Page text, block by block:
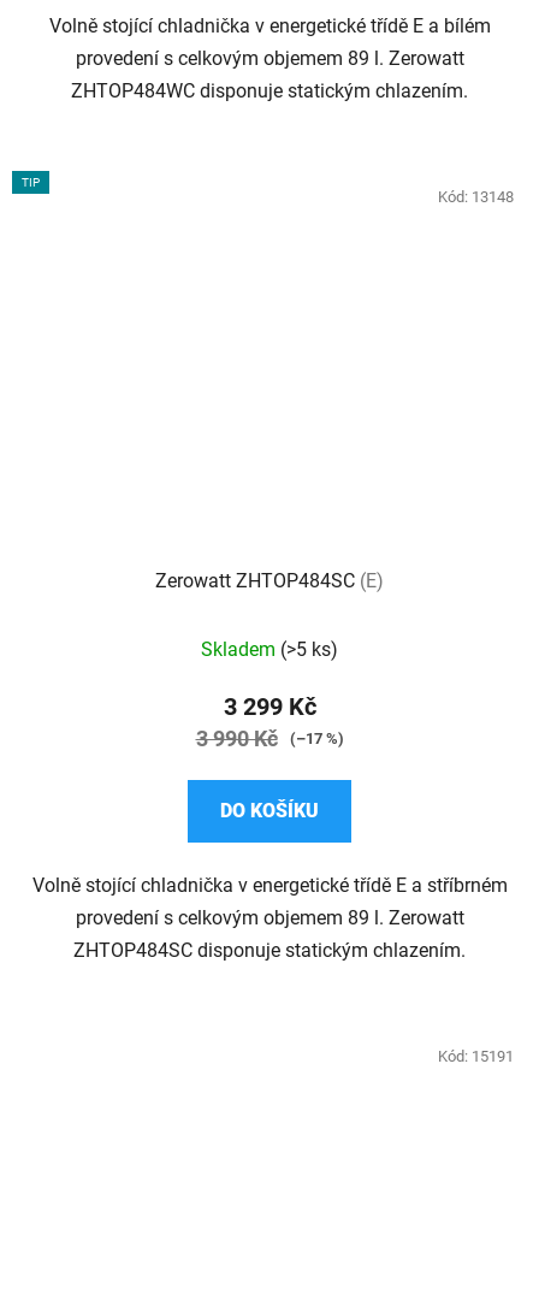
hvězdiček.
Volně stojící chladnička v energetické třídě E a bílém
provedení s celkovým objemem 89 l. Zerowatt
ZHTOP484WC disponuje statickým chlazením.
TIP
Zerowatt ZHTOP484SC (E)
hodnocení
produktu
je
5
Skladem (>5 ks)
3 299 Kč
3 990 Kč (–17 %)
DO KOŠÍKU
Volně stojící chladnička v energetické třídě E a stříbrném
provedení s celkovým objemem 89 l. Zerowatt
ZHTOP484SC disponuje statickým chlazením.
Kód: 13148
Kód: 15191